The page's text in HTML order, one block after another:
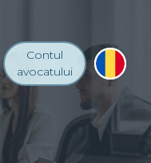
Contul
avocatului